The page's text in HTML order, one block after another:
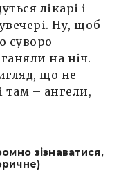
лікарі і
Ну, щоб
суворо
на ніч.
що не
там – ангели,
зізнаватися,